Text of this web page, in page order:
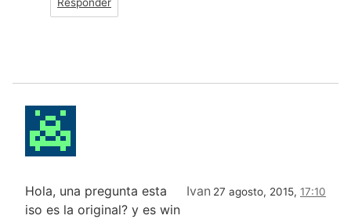
Ivan 27 agosto, 2015, 17:10
Hola, una pregunta esta
iso es la original? y es win